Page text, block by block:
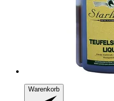
Warenkorb